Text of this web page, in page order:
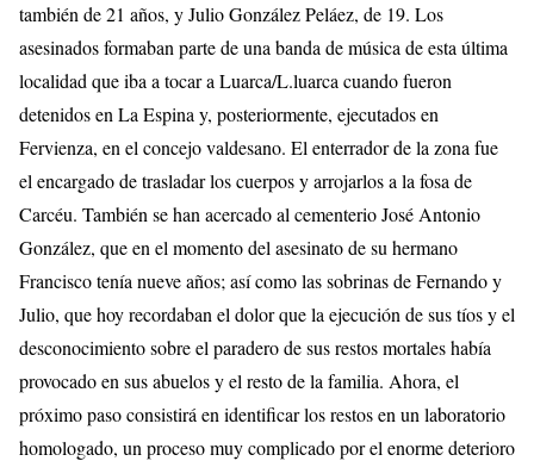
también de 21 años, y Julio González Peláez, de 19. Los
asesinados formaban parte de una banda de música de esta última
localidad que iba a tocar a Luarca/L.luarca cuando fueron
detenidos en La Espina y, posteriormente, ejecutados en
Fervienza, en el concejo valdesano. El enterrador de la zona fue
el encargado de trasladar los cuerpos y arrojarlos a la fosa de
Carcéu. También se han acercado al cementerio José Antonio
González, que en el momento del asesinato de su hermano
Francisco tenía nueve años; así como las sobrinas de Fernando y
Julio, que hoy recordaban el dolor que la ejecución de sus tíos y el
desconocimiento sobre el paradero de sus restos mortales había
provocado en sus abuelos y el resto de la familia. Ahora, el
próximo paso consistirá en identificar los restos en un laboratorio
homologado, un proceso muy complicado por el enorme deterioro